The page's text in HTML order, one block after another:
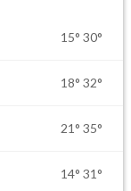
15° 30°
18° 32°
21° 35°
14° 31°